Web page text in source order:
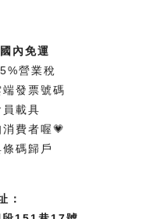
內免運
營業稅
發票號碼
載具
費者喔💗
碼歸戶
：